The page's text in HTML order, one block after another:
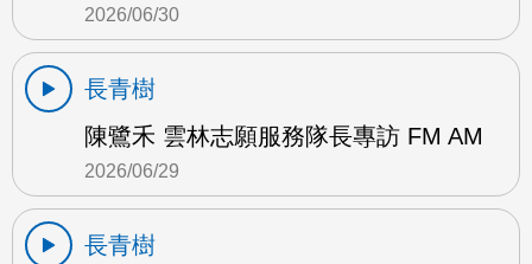
2026/06/30
長青樹
陳鷺禾 雲林志願服務隊長專訪 FM AM
2026/06/29
長青樹